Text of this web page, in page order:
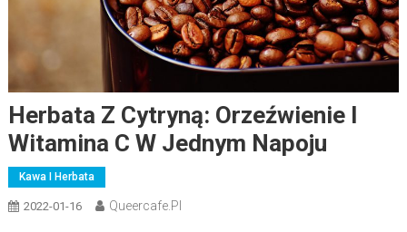
Herbata Z Cytryną: Orzeźwienie I
Witamina C W Jednym Napoju
Kawa I Herbata
2022-01-16 Queercafe.pl